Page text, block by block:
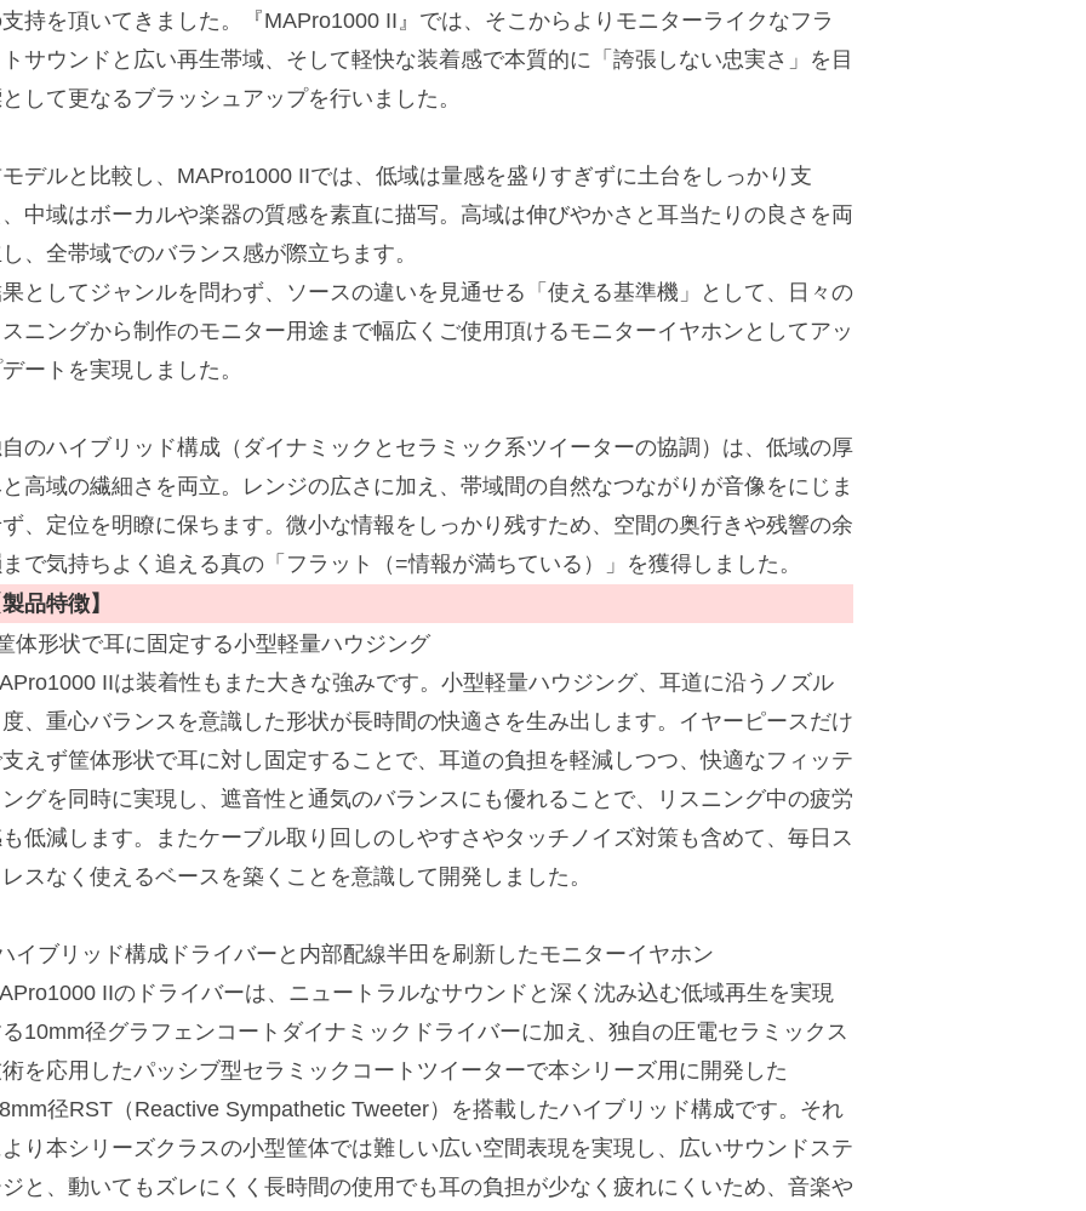
持を頂いてきました。『MAPro1000 II』では、そこからよりモニターライクなフラ
サウンドと広い再生帯域、そして軽快な装着感で本質的に「誇張しない忠実さ」を目
して更なるブラッシュアップを行いました。
デルと比較し、MAPro1000 IIでは、低域は量感を盛りすぎずに土台をしっかり支
中域はボーカルや楽器の質感を素直に描写。高域は伸びやかさと耳当たりの良さを両
、全帯域でのバランス感が際立ちます。
としてジャンルを問わず、ソースの違いを見通せる「使える基準機」として、日々の
ニングから制作のモニター用途まで幅広くご使用頂けるモニターイヤホンとしてアッ
ートを実現しました。
のハイブリッド構成（ダイナミックとセラミック系ツイーターの協調）は、低域の厚
高域の繊細さを両立。レンジの広さに加え、帯域間の自然なつながりが音像をにじま
、定位を明瞭に保ちます。微小な情報をしっかり残すため、空間の奥行きや残響の余
で気持ちよく追える真の「フラット（=情報が満ちている）」を獲得しました。
品特徴】
体形状で耳に固定する小型軽量ハウジング
IIは装着性もまた大きな強みです。小型軽量ハウジング、耳道に沿うノズル
、重心バランスを意識した形状が長時間の快適さを生み出します。イヤーピースだけ
えず筐体形状で耳に対し固定することで、耳道の負担を軽減しつつ、快適なフィッテ
グを同時に実現し、遮音性と通気のバランスにも優れることで、リスニング中の疲労
低減します。またケーブル取り回しのしやすさやタッチノイズ対策も含めて、毎日ス
スなく使えるベースを築くことを意識して開発しました。
イブリッド構成ドライバーと内部配線半田を刷新したモニターイヤホン
IIのドライバーは、ニュートラルなサウンドと深く沈み込む低域再生を実現
10mm径グラフェンコートダイナミックドライバーに加え、独自の圧電セラミックス
を応用したパッシブ型セラミックコートツイーターで本シリーズ用に開発した
径RST（Reactive Sympathetic Tweeter）を搭載したハイブリッド構成です。それ
り本シリーズクラスの小型筐体では難しい広い空間表現を実現し、広いサウンドステ
と、動いてもズレにくく長時間の使用でも耳の負担が少なく疲れにくいため、音楽や